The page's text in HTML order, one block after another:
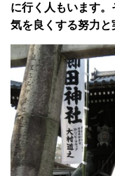
に行く人もいます
気を良くする努力と